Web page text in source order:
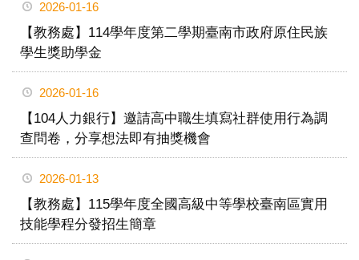
2026-01-16
【教務處】114學年度第二學期臺南市政府原住民族
學生獎助學金
2026-01-16
【104人力銀行】邀請高中職生填寫社群使用行為調
查問卷，分享想法即有抽獎機會
2026-01-13
【教務處】115學年度全國高級中等學校臺南區實用
技能學程分發招生簡章